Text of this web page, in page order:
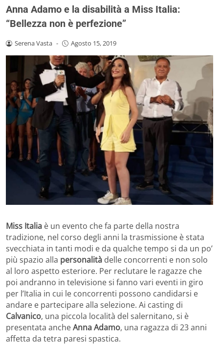
Anna Adamo e la disabilità a Miss Italia:
“Bellezza non è perfezione”
Serena Vasta - Agosto 15, 2019
Miss Italia è un evento che fa parte della nostra
tradizione, nel corso degli anni la trasmissione è stata
svecchiata in tanti modi e da qualche tempo si da un po’
più spazio alla personalità delle concorrenti e non solo
al loro aspetto esteriore. Per reclutare le ragazze che
poi andranno in televisione si fanno vari eventi in giro
per l’Italia in cui le concorrenti possono candidarsi e
andare e partecipare alla selezione. Ai casting di
Calvanico, una piccola località del salernitano, si è
presentata ancheAnna Adamo, una ragazza di 23 anni
affetta da tetra paresi spastica.